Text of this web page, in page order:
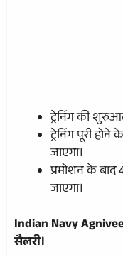
ट्रेनिंग की
ट्रेनिंग पूरी होने
जाएगा।
प्रमोशन के बाद
जाएगा।
Indian Navy
सैलरी।